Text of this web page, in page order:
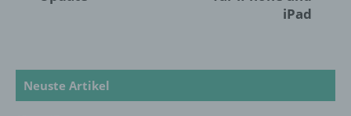
iPad
Neuste Artikel
personenbezogene Daten von dem für die
Verarbeitung Verantwortlichen verarbeitet
c) Verarbeitung